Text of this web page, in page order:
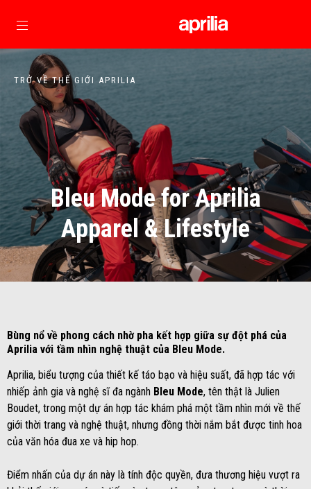
Đi đến bảng tin chính
TRỞ VỀ THẾ GIỚI APRILIA
Bleu Mode for Aprilia
Apparel & Lifestyle
Bùng nổ về phong cách nhờ pha kết hợp giữa sự đột phá của
Aprilia với tầm nhìn nghệ thuật của Bleu Mode.
Aprilia, biểu tượng của thiết kế táo bạo và hiệu suất, đã hợp tác với
nhiếp ảnh gia và nghệ sĩ đa ngành Bleu Mode, tên thật là Julien
Boudet, trong một dự án hợp tác khám phá một tầm nhìn mới về thế
giới thời trang và nghệ thuật, nhưng đồng thời nắm bắt được tinh hoa
của văn hóa đua xe và hip hop.
Điểm nhấn của dự án này là tính độc quyền, đưa thương hiệu vượt ra